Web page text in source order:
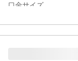
口金サイズ